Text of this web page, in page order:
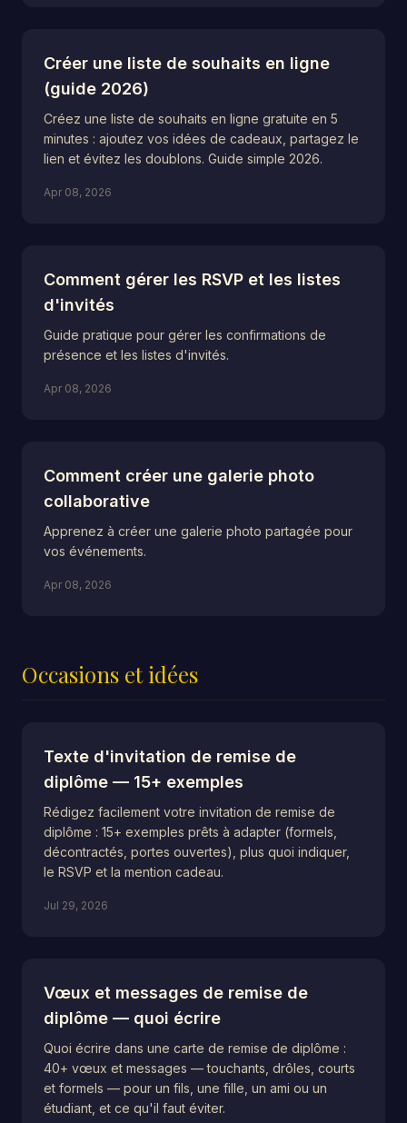
Créer une liste de souhaits en ligne
(guide 2026)
Créez une liste de souhaits en ligne gratuite en 5
minutes : ajoutez vos idées de cadeaux, partagez le
lien et évitez les doublons. Guide simple 2026.
Apr 08, 2026
Comment gérer les RSVP et les listes
d'invités
Guide pratique pour gérer les confirmations de
présence et les listes d'invités.
Apr 08, 2026
Comment créer une galerie photo
collaborative
Apprenez à créer une galerie photo partagée pour
vos événements.
Apr 08, 2026
Occasions et idées
Texte d'invitation de remise de
diplôme — 15+ exemples
Rédigez facilement votre invitation de remise de
diplôme : 15+ exemples prêts à adapter (formels,
décontractés, portes ouvertes), plus quoi indiquer,
le RSVP et la mention cadeau.
Jul 29, 2026
Vœux et messages de remise de
diplôme — quoi écrire
Quoi écrire dans une carte de remise de diplôme :
40+ vœux et messages — touchants, drôles, courts
et formels — pour un fils, une fille, un ami ou un
étudiant, et ce qu'il faut éviter.